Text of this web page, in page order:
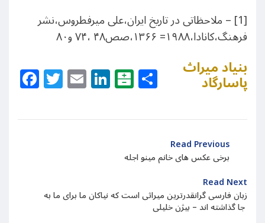
[1] – ملاحظاتی در تاریخ ایران،علی میرفطروس،نشر
فرهنگ،کانادا،۱۹۸۸= ۱۳۶۶،صص۴۸ ،۷۴ و۸۰
Facebook
Twitter
EmailLinkedIn
Balatarin
Share
بنیاد میراث
پاسارگاد
Read Previous
برخی عکس های خانم مینو اجله
Read Next
زبان فارسی گرانقدرترین میراثی است که نیاکان ما برای ما به